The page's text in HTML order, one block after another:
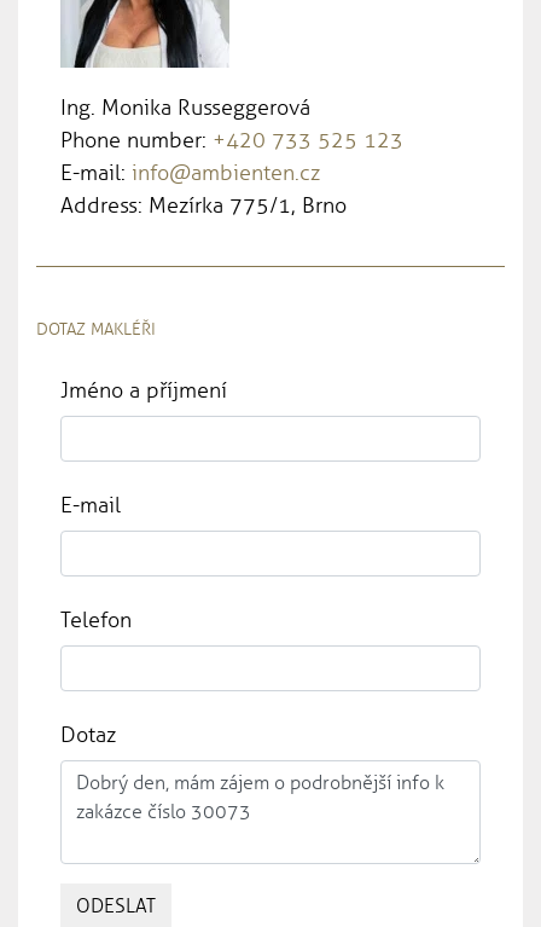
Ing. Monika Russeggerová
Phone number: +420 733 525 123
E-mail: info@ambienten.cz
Address: Mezírka 775/1, Brno
DOTAZ MAKLÉŘI
Jméno a příjmení
E-mail
Telefon
Dotaz
ODESLAT